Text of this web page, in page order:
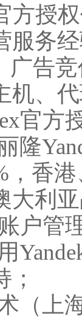
方授
服务
广告
机、
官方
隆
，香
大利
户管
（上